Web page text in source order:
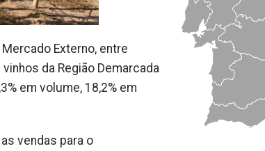
Externo, entre
da Região Demarcada
em volume, 18,2% em
vendas para o